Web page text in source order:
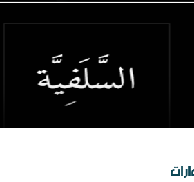
من الهامش إلى المركز السلفية في واقعها الجديد